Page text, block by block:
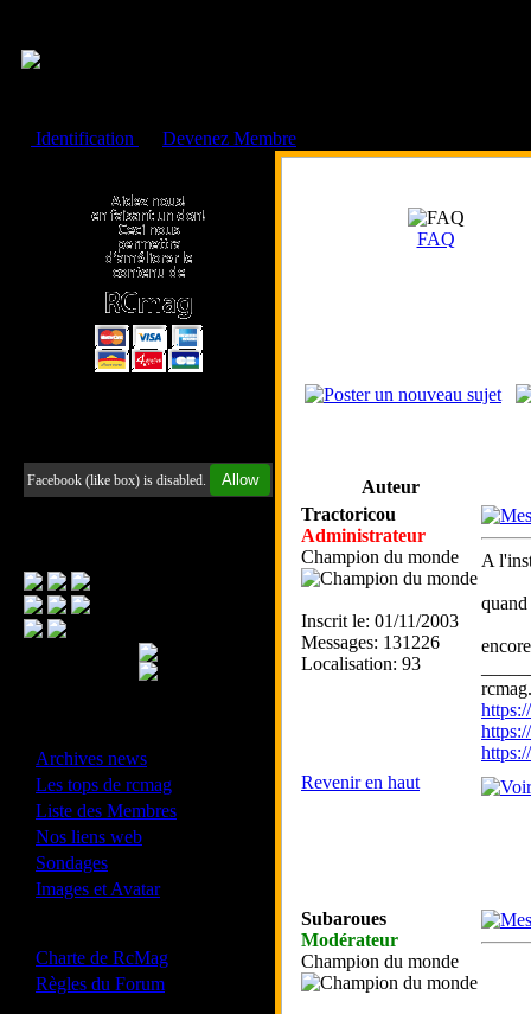
Identification
Devenez Membre
Facebook (like box) is disabled. Allow
Archives news
Les tops de rcmag
Liste des Membres
Nos liens web
Sondages
Images et Avatar
Charte de RcMag
Règles du Forum
FAQ
Auteur
Tractoricou
Administrateur
Champion du monde
Inscrit le: 01/11/2003
Messages: 131226
Localisation: 93
A
Revenir en haut
Subaroues
Modérateur
Champion du monde